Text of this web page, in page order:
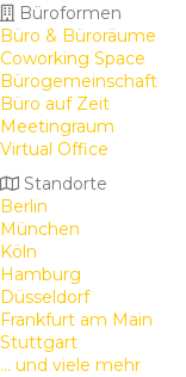
Büroformen
Büro & Büroräume
Coworking Space
Bürogemeinschaft
Büro auf Zeit
Meetingraum
Virtual Office
Standorte
Berlin
München
Köln
Hamburg
Düsseldorf
Frankfurt am Main
Stuttgart
... und viele mehr